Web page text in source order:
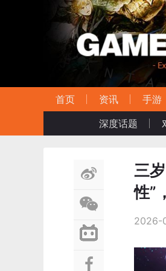
首页 资讯 手游
深度话题
三
性”
2026-